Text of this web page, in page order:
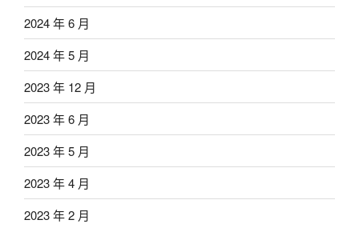
2024 年 6 月
2024 年 5 月
2023 年 12 月
2023 年 6 月
2023 年 5 月
2023 年 4 月
2023 年 2 月